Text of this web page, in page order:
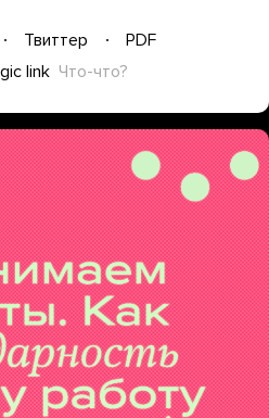
Твиттер
PDF
link Что-что?